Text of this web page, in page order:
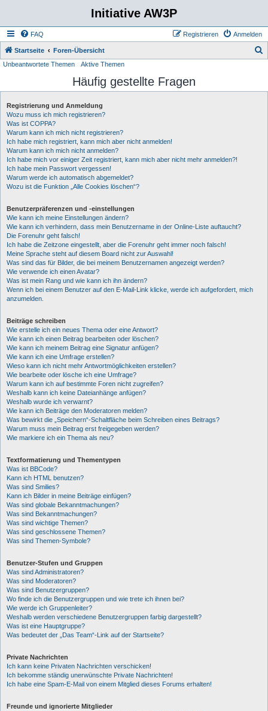
Initiative AW3P
FAQ Anmelden
Registrieren
Startseite Foren-Übersicht
h
Unbeantwortete Themen Aktive Themen
Häufig gestellte Fragen
Registrierung und Anmeldung
Wozu muss ich mich registrieren?
Was ist COPPA?
Warum kann ich mich nicht registrieren?
Ich habe mich registriert, kann mich aber nicht anmelden!
Warum kann ich mich nicht anmelden?
Ich habe mich vor einiger Zeit registriert, kann mich aber nicht mehr anmelden?!
Ich habe mein Passwort vergessen!
Warum werde ich automatisch abgemeldet?
Wozu ist die Funktion „Alle Cookies löschen“?
Benutzerpräferenzen und -einstellungen
Wie kann ich meine Einstellungen ändern?
Wie kann ich verhindern, dass mein Benutzername in der Online-Liste auftaucht?
Die Forenuhr geht falsch!
Ich habe die Zeitzone eingestellt, aber die Forenuhr geht immer noch falsch!
Meine Sprache steht auf diesem Board nicht zur Auswahl!
Was sind das für Bilder, die bei meinem Benutzernamen angezeigt werden?
Wie verwende ich einen Avatar?
Was ist mein Rang und wie kann ich ihn ändern?
Wenn ich bei einem Benutzer auf den E-Mail-Link klicke, werde ich aufgefordert, mich
anzumelden.
Beiträge schreiben
Wie erstelle ich ein neues Thema oder eine Antwort?
Wie kann ich einen Beitrag bearbeiten oder löschen?
Wie kann ich meinem Beitrag eine Signatur anfügen?
Wie kann ich eine Umfrage erstellen?
Wieso kann ich nicht mehr Antwortmöglichkeiten erstellen?
Wie bearbeite oder lösche ich eine Umfrage?
Warum kann ich auf bestimmte Foren nicht zugreifen?
Weshalb kann ich keine Dateianhänge anfügen?
Weshalb wurde ich verwarnt?
Wie kann ich Beiträge den Moderatoren melden?
Was bewirkt die „Speichern“-Schaltfläche beim Schreiben eines Beitrags?
Warum muss mein Beitrag erst freigegeben werden?
Wie markiere ich ein Thema als neu?
Textformatierung und Thementypen
Was ist BBCode?
Kann ich HTML benutzen?
Was sind Smilies?
Kann ich Bilder in meine Beiträge einfügen?
Was sind globale Bekanntmachungen?
Was sind Bekanntmachungen?
Was sind wichtige Themen?
Was sind geschlossene Themen?
Was sind Themen-Symbole?
Benutzer-Stufen und Gruppen
Was sind Administratoren?
Was sind Moderatoren?
Was sind Benutzergruppen?
Wo finde ich die Benutzergruppen und wie trete ich ihnen bei?
Wie werde ich Gruppenleiter?
Weshalb werden verschiedene Benutzergruppen farbig dargestellt?
Was ist eine Hauptgruppe?
Was bedeutet der „Das Team“-Link auf der Startseite?
Private Nachrichten
Ich kann keine Privaten Nachrichten verschicken!
Ich bekomme ständig unerwünschte Private Nachrichten!
Ich habe eine Spam-E-Mail von einem Mitglied dieses Forums erhalten!
Freunde und ignorierte Mitglieder